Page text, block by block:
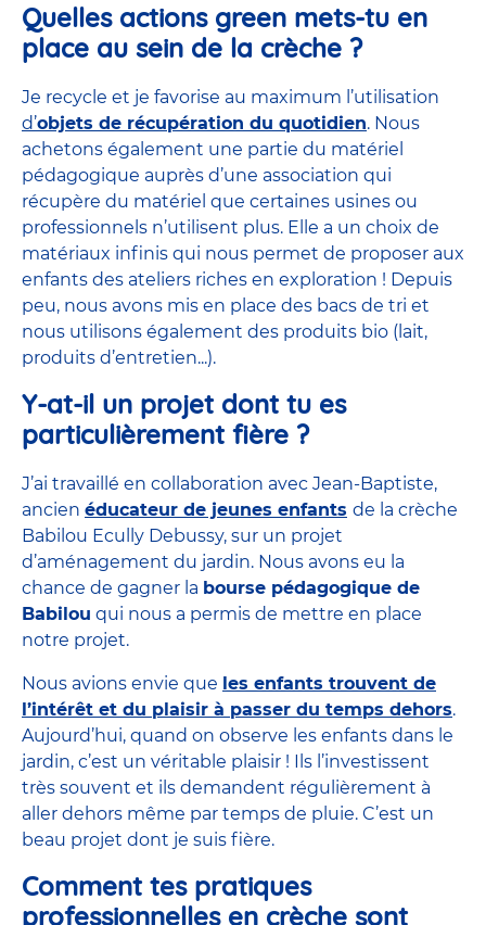
Quelles actions green mets-tu en
place au sein de la crèche ?
Je recycle et je favorise au maximum l’utilisation
d’objets de récupération du quotidien. Nous
achetons également une partie du matériel
pédagogique auprès d’une association qui
récupère du matériel que certaines usines ou
professionnels n’utilisent plus. Elle a un choix de
matériaux infinis qui nous permet de proposer aux
enfants des ateliers riches en exploration ! Depuis
peu, nous avons mis en place des bacs de tri et
nous utilisons également des produits bio (lait,
produits d’entretien...).
Y-at-il un projet dont tu es
particulièrement fière ?
J’ai travaillé en collaboration avec Jean-Baptiste,
ancien éducateur de jeunes enfants de la crèche
Babilou Ecully Debussy, sur un projet
d’aménagement du jardin. Nous avons eu la
chance de gagner la bourse pédagogique de
Babilou qui nous a permis de mettre en place
notre projet.
Nous avions envie que les enfants trouvent de
l’intérêt et du plaisir à passer du temps dehors.
Aujourd’hui, quand on observe les enfants dans le
jardin, c’est un véritable plaisir ! Ils l’investissent
très souvent et ils demandent régulièrement à
aller dehors même par temps de pluie. C’est un
beau projet dont je suis fière.
Comment tes pratiques
professionnelles en crèche sont